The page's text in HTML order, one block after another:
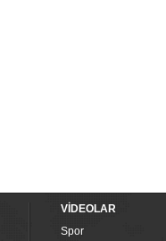
VİDEOLAR
Spor